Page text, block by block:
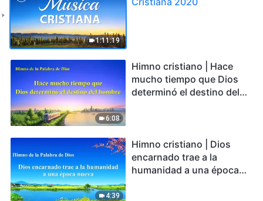
1:11:19
6:08
Himno cristiano | Hace
mucho tiempo que Dios
determinó el destino del
4:39
Himno cristiano | Dios
encarnado trae a la
humanidad a una época